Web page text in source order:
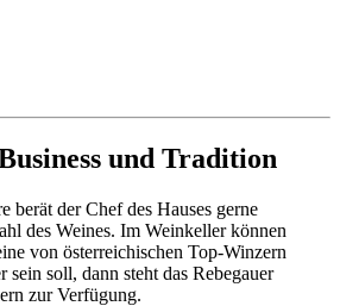
und Tradition
berät der Chef des Hauses gerne
des Weines. Im Weinkeller können
von österreichischen Top-Winzern
sein soll, dann steht das Rebegauer
zur Verfügung.